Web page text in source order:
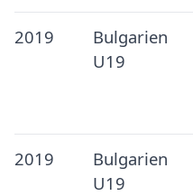
2019
Bulgarien
U19
2019
Bulgarien
U19